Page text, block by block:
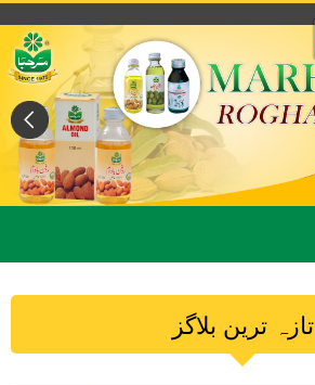
تازہ ترین بلاگز